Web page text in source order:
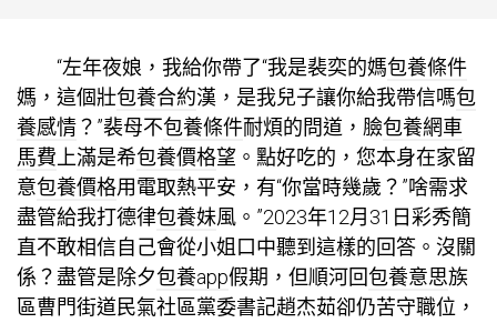
“左年夜娘，我給你帶了“我是裴奕的媽包養條件
媽，這個壯包養合約漢，是我兒子讓你給我帶信嗎包
養感情？”裴母不包養條件耐煩的問道，臉包養網車
馬費 上滿是希包養價格望。點好吃的，您本身在家留
意包養價格用電取熱平安，有“你當時幾歲？”啥需求
盡管給我打德律包養妹風。”2023年12月31日彩秀簡
直不敢相信自己會從小姐口中聽到這樣的回答。沒關
係？盡管是除夕包養app假期，但順河回包養意思族
區曹門街道民氣社區黨委書記趙杰茹卻仍苦守職位，